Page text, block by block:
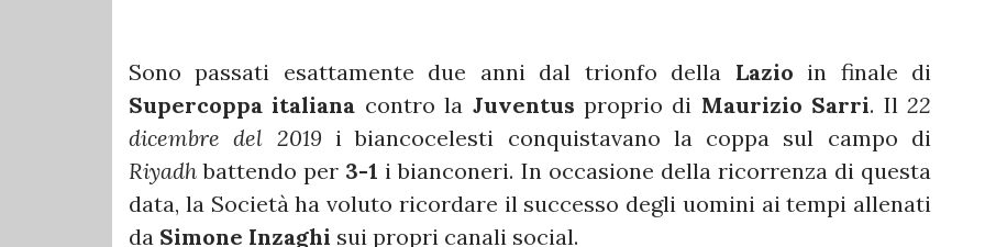
Sono passati esattamente due anni dal trionfo della Lazio in finale di
Supercoppa italiana contro la Juventus proprio di Maurizio Sarri. Il22
dicembre del 2019 i biancocelesti conquistavano la coppa sul campo di
Riyadh battendo per 3-1 i bianconeri. In occasione della ricorrenza di questa
data, la Società ha voluto ricordare il successo degli uomini ai tempi allenati
da Simone Inzaghi sui propri canali social.